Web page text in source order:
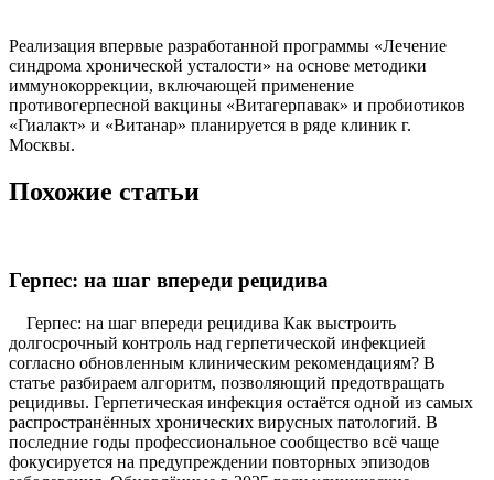
Реализация впервые разработанной программы «Лечение
синдрома хронической усталости» на основе методики
иммунокоррекции, включающей применение
противогерпесной вакцины «Витагерпавак» и пробиотиков
«Гиалакт» и «Витанар» планируется в ряде клиник г.
Москвы.
Похожие статьи
Герпес: на шаг впереди рецидива
Герпес: на шаг впереди рецидива Как выстроить
долгосрочный контроль над герпетической инфекцией
согласно обновленным клиническим рекомендациям? В
статье разбираем алгоритм, позволяющий предотвращать
рецидивы. Герпетическая инфекция остаётся одной из самых
распространённых хронических вирусных патологий. В
последние годы профессиональное сообщество всё чаще
фокусируется на предупреждении повторных эпизодов